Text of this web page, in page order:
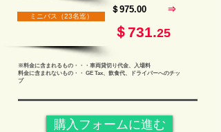
ミニバス（23名迄）
＄975.00 ⇒
＄731.25
※料金に含まれるもの・・・車両貸切り代金、入場料
料金に含まれないもの・・ GE Tax、飲食代、ドライバーへのチッ
プ
購入フォームに進む